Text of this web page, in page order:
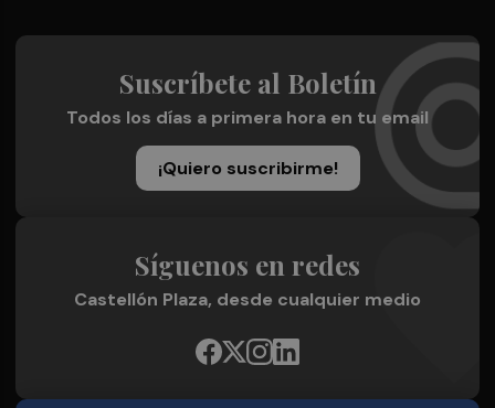
Suscríbete al Boletín
Todos los días a primera hora en tu email
¡Quiero suscribirme!
Síguenos en redes
Castellón Plaza, desde cualquier medio